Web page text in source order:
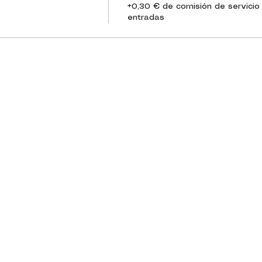
+0,30 € de comisión de servicio
entradas